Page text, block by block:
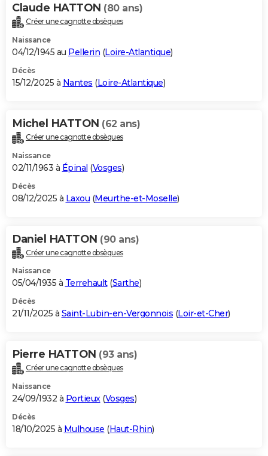
Bricolage
Lifestyle
Culture
Sport
Auto
Television
Voyage
Cinema
Claude HATTON (80 ans)
Créer une cagnotte obsèques
Naissance
04/12/1945 au Pellerin (Loire-Atlantique)
Décès
15/12/2025 à Nantes (Loire-Atlantique)
Michel HATTON (62 ans)
Créer une cagnotte obsèques
Naissance
02/11/1963 à Épinal (Vosges)
Décès
08/12/2025 à Laxou (Meurthe-et-Moselle)
Daniel HATTON (90 ans)
Créer une cagnotte obsèques
Naissance
05/04/1935 à Terrehault(Sarthe)
Décès
21/11/2025 à Saint-Lubin-en-Vergonnois (Loir-et-Cher)
Pierre HATTON (93 ans)
Créer une cagnotte obsèques
Naissance
24/09/1932 à Portieux(Vosges)
Décès
18/10/2025 à Mulhouse (Haut-Rhin)